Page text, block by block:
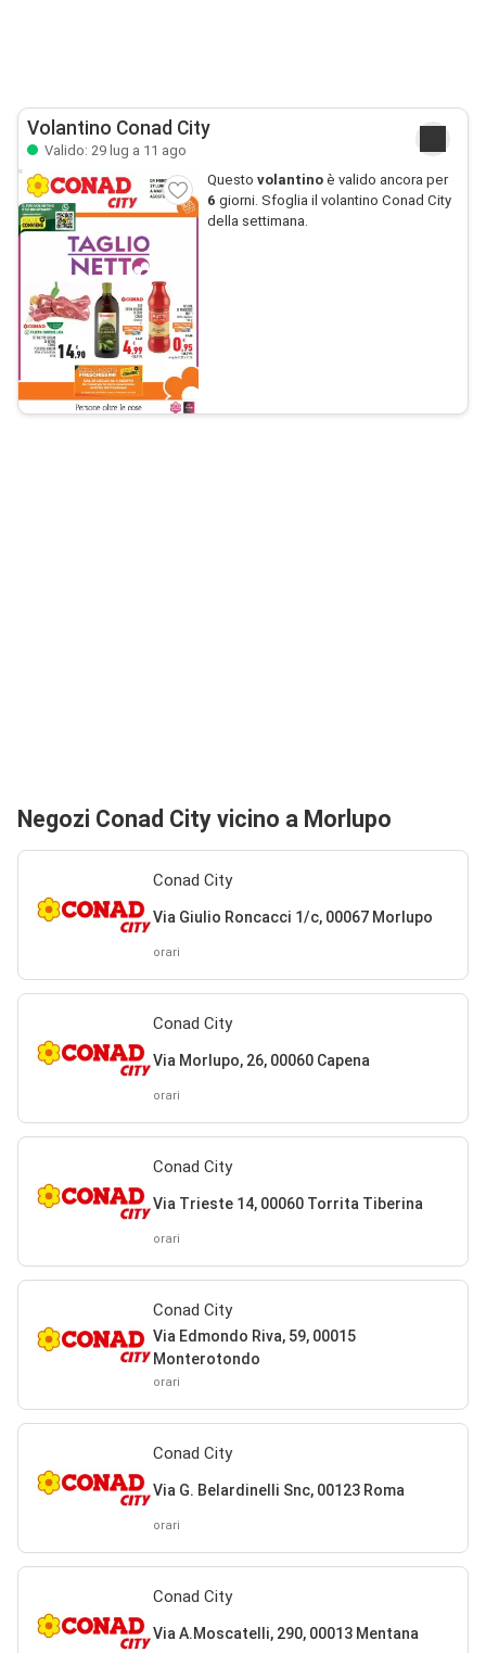
Volantino Conad City
Valido: 29 lug a 11 ago
Questo volantinoè valido ancora per
6 giorni. Sfoglia il volantino Conad City
della settimana.
Negozi Conad City vicino a Morlupo
Conad City
Via Giulio Roncacci 1/c, 00067 Morlupo
orari
Conad City
Via Morlupo, 26, 00060 Capena
orari
Conad City
Via Trieste 14, 00060 Torrita Tiberina
orari
Conad City
Via Edmondo Riva, 59, 00015
Monterotondo
orari
Conad City
Via G. Belardinelli Snc, 00123 Roma
orari
Conad City
Via A.Moscatelli, 290, 00013 Mentana